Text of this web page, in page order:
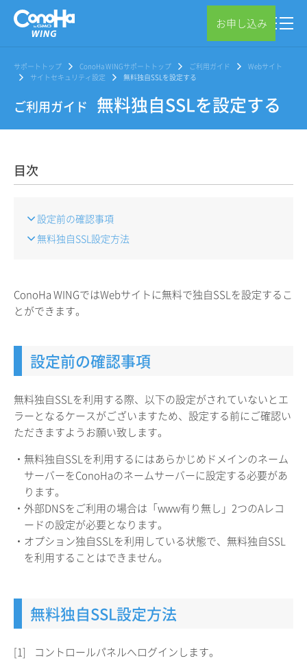
お申し込み
サポートトップ ConoHa WINGサポートトップ ご利用ガイド
Webサイト
サイトセキュリティ設定
無料独自SSLを設定する
ご利用ガイド 無料独自SSLを設定する
目次
設定前の確認事項
無料独自SSL設定方法
ConoHa WINGではWebサイトに無料で独自SSLを設定するこ
とができます。
設定前の確認事項
無料独自SSLを利用する際、以下の設定がされていないとエ
ラーとなるケースがございますため、設定する前にご確認い
ただきますようお願い致します。
・無料独自SSLを利用するにはあらかじめドメインのネーム
サーバーをConoHaのネームサーバーに設定する必要があ
ります。
・外部DNSをご利用の場合は「www有り無し」2つのAレコ
ードの設定が必要となります。
・オプション独自SSLを利用している状態で、無料独自SSL
を利用することはできません。
無料独自SSL設定方法
[1] コントロールパネルへログインします。